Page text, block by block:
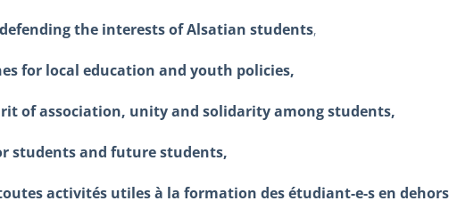
the interests of Alsatian students,
for local education and youth policies,
of association, unity and solidarity among students,
students and future students,
activités utiles à la formation des étudiant-e-s en